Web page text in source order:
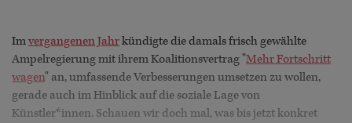
Imvergangenen Jahrkündigte die damals frisch gewählte
Ampelregierung mit ihrem Koalitionsvertrag "Mehr Fortschritt
wagen" an, umfassende Verbesserungen umsetzen zu wollen,
gerade auch im Hinblick auf die soziale Lage von
Künstler*innen. Schauen wir doch mal, was bis jetzt konkret